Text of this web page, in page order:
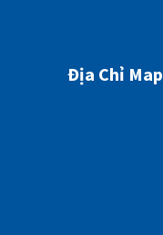
Địa Chỉ Map